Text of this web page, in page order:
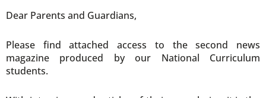
Dear Parents and Guardians,
Please find attached access to the second news
magazine produced by our National Curriculum
students.